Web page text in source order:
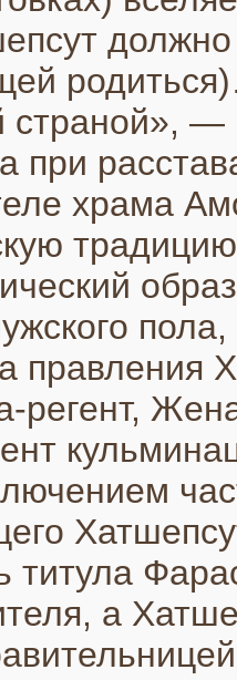
страной», —
при
храма
регент,
титула
а